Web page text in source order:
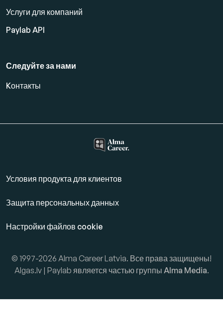
Услуги для компаний
Paylab API
Следуйте за нами
Kонтакты
Условия продукта для клиентов
Защита персональных данных
Настройки файлов cookie
© 1997-2026 Alma Career Latvia. Все права защищены!
Algas.lv | Paylab является частью группы Alma Media.